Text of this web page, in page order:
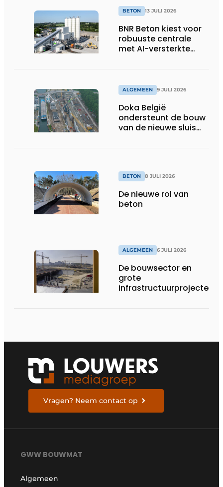
BETON 13 JULI 2026
BNR Beton kiest voor
robuuste centrale
met AI-versterkte
ALGEMEEN 9 JULI 2026
Doka België
ondersteunt de bouw
van de nieuwe sluis
BETON 8 JULI 2026
De nieuwe rol van
beton
ALGEMEEN 6 JULI 2026
De bouwsector en
grote
infrastructuurprojecten
Vragen? Neem contact op
GWW BOUWMAT
Algemeen